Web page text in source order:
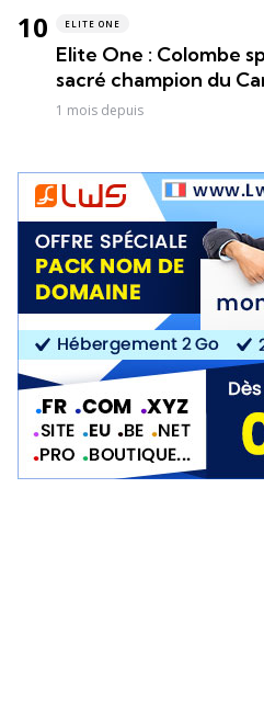
ELITE ONE
Elite One : Colombe
sacré champion du
1 mois depuis